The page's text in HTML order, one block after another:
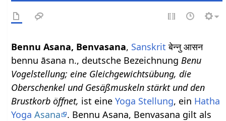
Bennu Asana, Benvasana, Sanskrit बेन्नु आसन
bennu āsana n., deutsche BezeichnungBenu
Vogelstellung; eine Gleichgewichtsübung, die
Oberschenkel und Gesäßmuskeln stärkt und den
Brustkorb öffnet, ist eineYoga Stellung, ein Hatha
Yoga Asana
. Bennu Asana, Benvasana gilt als